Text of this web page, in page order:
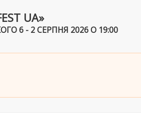
UA»
6 - 2 СЕРПНЯ 2026 О 19:00